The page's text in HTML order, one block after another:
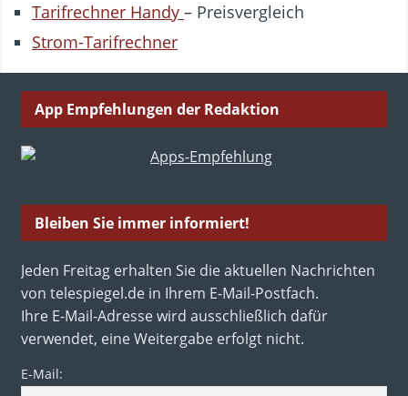
Tarifrechner Handy – Preisvergleich
Strom-Tarifrechner
App Empfehlungen der Redaktion
Bleiben Sie immer informiert!
Jeden Freitag erhalten Sie die aktuellen Nachrichten
von telespiegel.de in Ihrem E-Mail-Postfach.
Ihre E-Mail-Adresse wird ausschließlich dafür
verwendet, eine Weitergabe erfolgt nicht.
E-Mail: